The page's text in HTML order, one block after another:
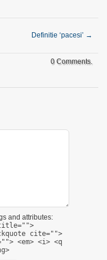
Definitie ‘pacesi’ →
0 Comments.
and attributes:
cite="">
<em> <i> <q